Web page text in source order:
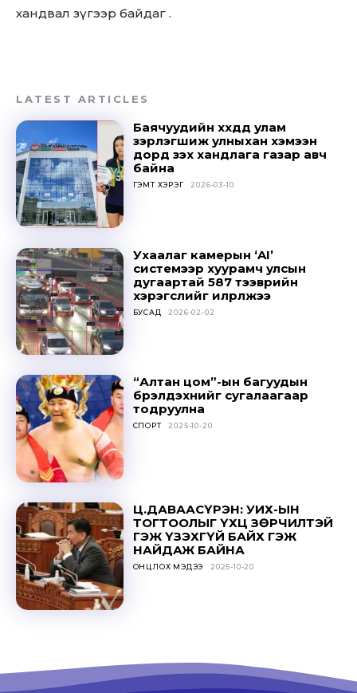
хандвал зүгээр байдаг .
LATEST ARTICLES
Баячуудийн хүүхдүүд улам
зэрлэгшиж улныхан хэмээн
дорд үзэх хандлага газар авч
байна
ГЭМТ ХЭРЭГ 2026-03-10
Ухаалаг камерын ‘AI’
системээр хуурамч улсын
дугаартай 587 тээврийн
хэрэгслийг илрүүлжээ
БУСАД 2026-02-02
“Алтан цом”-ын багуудын
бүрэлдэхүүнийг сугалаагаар
тодруулна
СПОРТ 2025-10-20
Ц.ДАВААСҮРЭН: УИХ-ЫН
ТОГТООЛЫГ ҮХЦ ЗӨРЧИЛТЭЙ
ГЭЖ ҮЗЭХГҮЙ БАЙХ ГЭЖ
НАЙДАЖ БАЙНА
ОНЦЛОХ МЭДЭЭ 2025-10-20